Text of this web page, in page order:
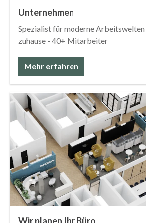
Unternehmen
Spezialist für moderne Arbeitswelten
zuhause - 40+ Mitarbeiter
Mehr erfahren
Wir planen Ihr Büro